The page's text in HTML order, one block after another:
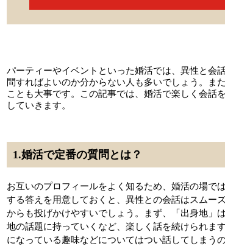
パーティーやイベントといった婚活では、異性と会
問すればよいのか分からない人も多いでしょう。ま
ことも大事です。この記事では、婚活で楽しく会話
していきます。
1.婚活で定番の質問とは？
お互いのプロフィールをよく知るため、婚活の場で
する答えを用意しておくと、異性との会話はスムー
からも投げかけやすいでしょう。まず、「出身地」
地の話題に持っていくなど、楽しく話を続けられま
になっている趣味などについてはつい話してしまう